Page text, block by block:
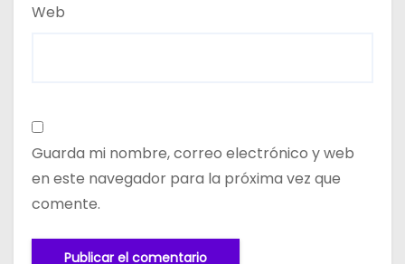
Web
Guarda mi nombre, correo electrónico y web
en este navegador para la próxima vez que
comente.